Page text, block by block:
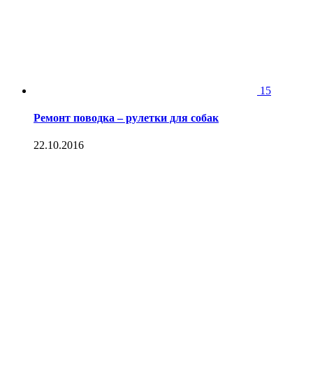
15
Ремонт поводка – рулетки для собак
22.10.2016